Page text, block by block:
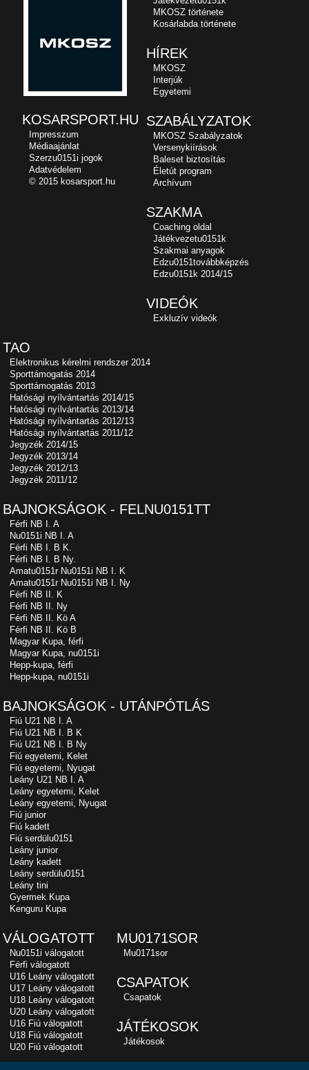
MKOSZ története
Kosárlabda története
HÍREK
MKOSZ
Interjúk
Egyetemi
SZABÁLYZATOK
MKOSZ Szabályzatok
Versenykiírások
Baleset biztosítás
Életút program
Archívum
SZAKMA
Coaching oldal
Játékvezetu0151k
Szakmai anyagok
Edzu0151továbbképzés
Edzu0151k 2014/15
VIDEÓK
Exkluzív videók
TAO
Elektronikus kérelmi rendszer 2014
Sporttámogatás 2014
Sporttámogatás 2013
Hatósági nyílvántartás 2014/15
Hatósági nyílvántartás 2013/14
Hatósági nyílvántartás 2012/13
Hatósági nyílvántartás 2011/12
Jegyzék 2014/15
Jegyzék 2013/14
Jegyzék 2012/13
Jegyzék 2011/12
BAJNOKSÁGOK - FELNU0151TT
Férfi NB I. A
Nu0151i NB I. A
Férfi NB I. B K.
Férfi NB I. B Ny.
Amatu0151r Nu0151i NB I. K
Amatu0151r Nu0151i NB I. Ny
Férfi NB II. K
Férfi NB II. Ny
Férfi NB II. Kö A
Férfi NB II. Kö B
Magyar Kupa, férfi
Magyar Kupa, nu0151i
Hepp-kupa, férfi
Hepp-kupa, nu0151i
BAJNOKSÁGOK - UTÁNPÓTLÁS
Fiú U21 NB I. A
Fiú U21 NB I. B K
Fiú U21 NB I. B Ny
Fiú egyetemi, Kelet
Fiú egyetemi, Nyugat
Leány U21 NB I. A
Leány egyetemi, Kelet
Leány egyetemi, Nyugat
Fiú junior
Fiú kadett
Fiú serdülu0151
Leány junior
Leány kadett
Leány serdülu0151
Leány tini
Gyermek Kupa
Kenguru Kupa
VÁLOGATOTT
Nu0151i válogatott
Férfi válogatott
U16 Leány válogatott
U17 Leány válogatott
U18 Leány válogatott
U20 Leány válogatott
U16 Fiú válogatott
U18 Fiú válogatott
U20 Fiú válogatott
MU0171SOR
Mu0171sor
CSAPATOK
Csapatok
JÁTÉKOSOK
Játékosok
KOSARSPORT.HU
Impresszum
Médiaajánlat
Szerzu0151i jogok
Adatvédelem
© 2015 kosarsport.hu